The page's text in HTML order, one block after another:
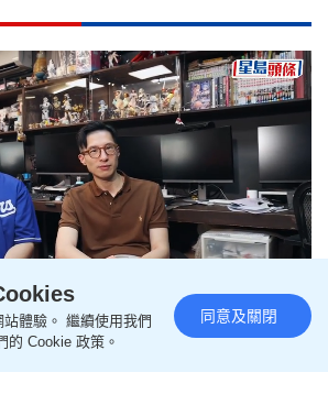
令政、朱漢威搵AI
畫 顛覆傳統野心大
體驗。 繼續使用我們
的 Cookie 政策。
同意及關閉